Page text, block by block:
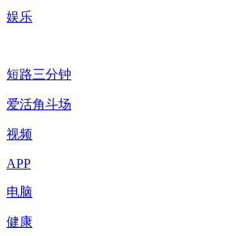
娱乐
短路三分钟
爱活角斗场
视频
APP
电脑
健康